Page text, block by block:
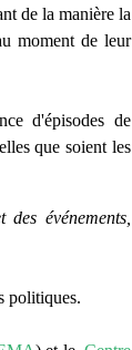
de la manière la
moment de leur
d'épisodes de
que soient les
événements,
politiques.